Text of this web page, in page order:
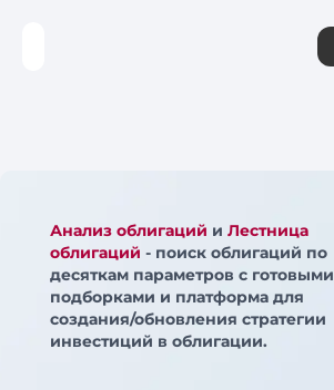
Анализ облигаций и Лестница
облигаций - поиск облигаций по
десяткам параметров с готовыми
подборками и платформа для
создания/обновления стратегии
инвестиций в облигации.